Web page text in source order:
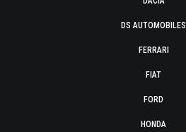
DS AUTOMOBILES
FERRARI
FIAT
FORD
HONDA